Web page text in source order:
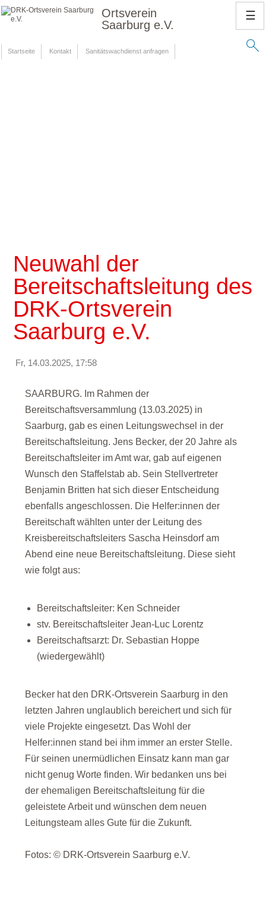
Ortsverein
Saarburg e.V.
Startseite Kontakt Sanitätswachdienst anfragen
☰
Neuwahl der
Bereitschaftsleitung des
DRK-Ortsverein
Saarburg e.V.
Fr, 14.03.2025, 17:58
SAARBURG. Im Rahmen der
Bereitschaftsversammlung (13.03.2025) in
Saarburg, gab es einen Leitungswechsel in der
Bereitschaftsleitung. Jens Becker, der 20 Jahre als
Bereitschaftsleiter im Amt war, gab auf eigenen
Wunsch den Staffelstab ab. Sein Stellvertreter
Benjamin Britten hat sich dieser Entscheidung
ebenfalls angeschlossen. Die Helfer:innen der
Bereitschaft wählten unter der Leitung des
Kreisbereitschaftsleiters Sascha Heinsdorf am
Abend eine neue Bereitschaftsleitung. Diese sieht
wie folgt aus:
Bereitschaftsleiter: Ken Schneider
stv. Bereitschaftsleiter Jean-Luc Lorentz
Bereitschaftsarzt: Dr. Sebastian Hoppe
(wiedergewählt)
Becker hat den DRK-Ortsverein Saarburg in den
letzten Jahren unglaublich bereichert und sich für
viele Projekte eingesetzt. Das Wohl der
Helfer:innen stand bei ihm immer an erster Stelle.
Für seinen unermüdlichen Einsatz kann man gar
nicht genug Worte finden. Wir bedanken uns bei
der ehemaligen Bereitschaftsleitung für die
geleistete Arbeit und wünschen dem neuen
Leitungsteam alles Gute für die Zukunft.
Fotos: © DRK-Ortsverein Saarburg e.V.